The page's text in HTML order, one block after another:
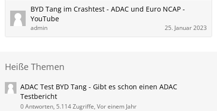
BYD Tang im Crashtest - ADAC und Euro NCAP -
YouTube
admin 25. Januar 2023
Heiße Themen
ADAC Test BYD Tang - Gibt es schon einen ADAC
Testbericht
0 Antworten, 5.114 Zugriffe, Vor einem Jahr